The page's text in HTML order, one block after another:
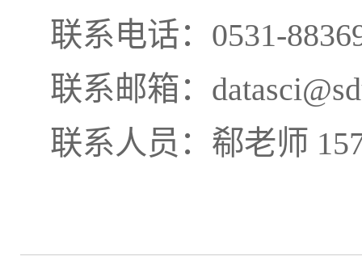
联系电话：0531-
联系邮箱：
联系人员：郗老师